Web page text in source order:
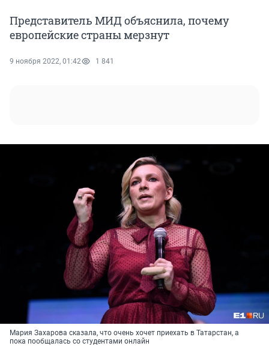
Представитель МИД объяснила, почему
европейские страны мерзнут
9 ноября 2022, 01:42 1 841
Мария Захарова сказала, что очень хочет приехать в Татарстан, а
пока пообщалась со студентами онлайн